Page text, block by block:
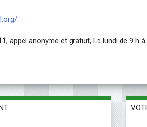
, appel anonyme et gratuit, Le lundi de 9 h